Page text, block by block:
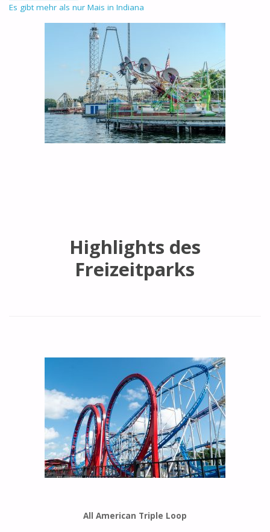
Es gibt mehr als nur Mais in Indiana
Highlights des
Freizeitparks
All American Triple Loop